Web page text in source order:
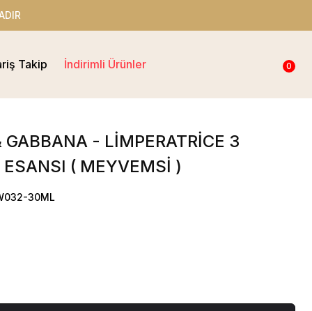
Takip İndirimli Ürünler 0
GABBANA - LİMPERATRİCE 3
ESANSI ( MEYVEMSİ )
30ML